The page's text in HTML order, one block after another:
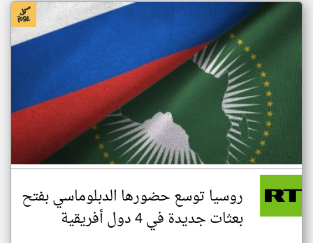
روسيا توسع حضورها الدبلوماسي بفتح
بعثات جديدة في 4 دول أفريقية